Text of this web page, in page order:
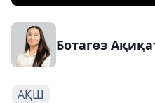
Ботагөз
АҚШ